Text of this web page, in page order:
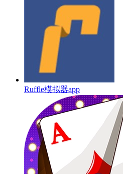
Ruffle模拟器app